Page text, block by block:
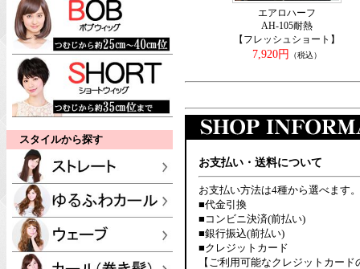
スタイルから探す
エアロハーフ
AH-105耐熱
【フレッシュショート】
7,920円
（税込）
お支払い・送料について
お支払い方法は4種から選べます。
■代金引換
■コンビニ決済(前払い)
■銀行振込(前払い)
■クレジットカード
【ご利用可能なクレジットカード